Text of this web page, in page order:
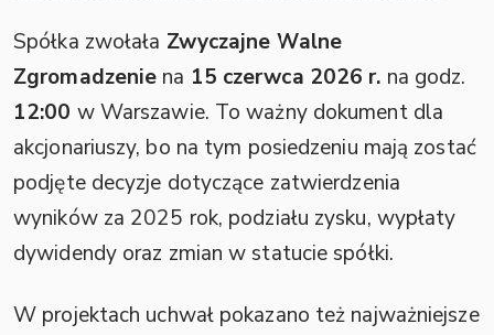
Spółka zwołała Zwyczajne Walne
Zgromadzenie na 15 czerwca 2026 r. na godz.
12:00 w Warszawie. To ważny dokument dla
akcjonariuszy, bo na tym posiedzeniu mają zostać
podjęte decyzje dotyczące zatwierdzenia
wyników za 2025 rok, podziału zysku, wypłaty
dywidendy oraz zmian w statucie spółki.
W projektach uchwał pokazano też najważniejsze